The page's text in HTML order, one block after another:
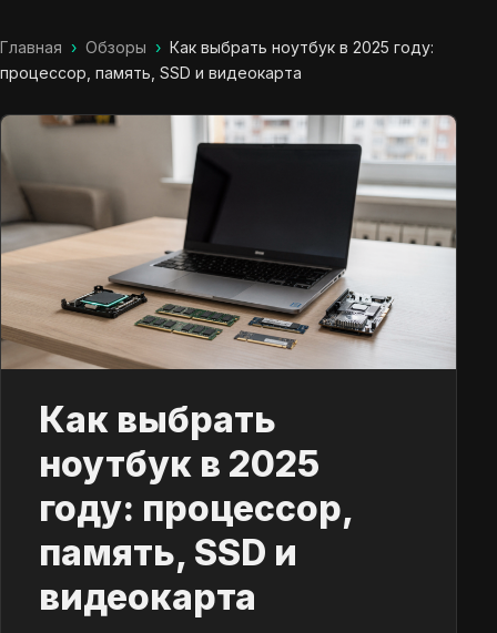
Главная › Обзоры › Как выбрать ноутбук в 2025 году:
процессор, память, SSD и видеокарта
Как выбрать
ноутбук в 2025
году: процессор,
память, SSD и
видеокарта